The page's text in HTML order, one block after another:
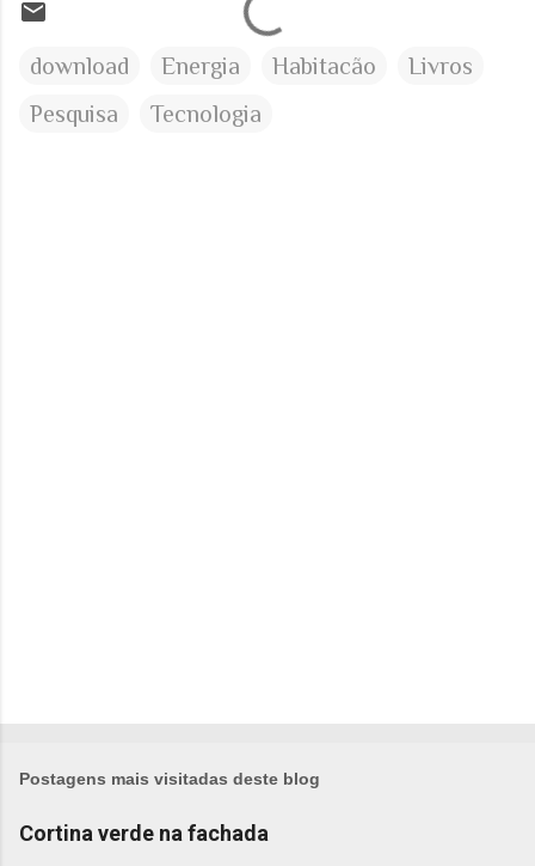
download Energia Habitacão
Livros
Pesquisa
Tecnologia
Postagens mais visitadas deste blog
Cortina verde na fachada